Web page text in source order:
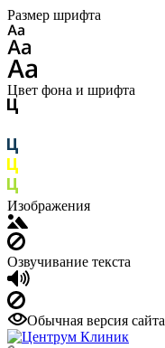
Размер шрифта
Цвет фона и шрифта
Изображения
Озвучивание текста
Обычная версия сайта